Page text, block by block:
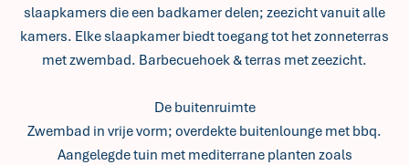
slaapkamers die een badkamer delen; zeezicht vanuit alle
kamers. Elke slaapkamer biedt toegang tot het zonneterras
met zwembad. Barbecuehoek & terras met zeezicht.
De buitenruimte
Zwembad in vrije vorm; overdekte buitenlounge met bbq.
Aangelegde tuin met mediterrane planten zoals